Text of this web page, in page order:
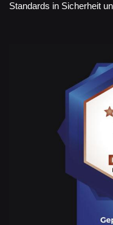
Standards in Sicherheit